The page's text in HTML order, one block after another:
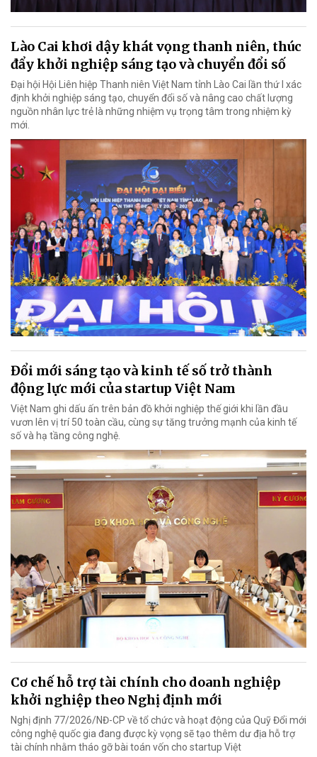
Lào Cai khơi dậy khát vọng thanh niên, thúc
đẩy khởi nghiệp sáng tạo và chuyển đổi số
Đại hội Hội Liên hiệp Thanh niên Việt Nam tỉnh Lào Cai lần thứ I xác
định khởi nghiệp sáng tạo, chuyển đổi số và nâng cao chất lượng
nguồn nhân lực trẻ là những nhiệm vụ trọng tâm trong nhiệm kỳ
mới.
Đổi mới sáng tạo và kinh tế số trở thành
động lực mới của startup Việt Nam
Việt Nam ghi dấu ấn trên bản đồ khởi nghiệp thế giới khi lần đầu
vươn lên vị trí 50 toàn cầu, cùng sự tăng trưởng mạnh của kinh tế
số và hạ tầng công nghệ.
Cơ chế hỗ trợ tài chính cho doanh nghiệp
khởi nghiệp theo Nghị định mới
Nghị định 77/2026/NĐ-CP về tổ chức và hoạt động của Quỹ Đổi mới
công nghệ quốc gia đang được kỳ vọng sẽ tạo thêm dư địa hỗ trợ
tài chính nhằm tháo gỡ bài toán vốn cho startup Việt